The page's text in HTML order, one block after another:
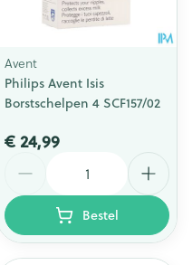
Avent
Philips Avent Isis
Borstschelpen 4 SCF157/02
€ 24,99
Bestel